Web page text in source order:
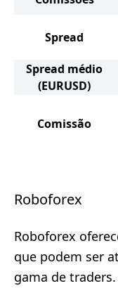
Spread
Spread médio
(EURUSD)
Comissão
Roboforex
Roboforex
que podem ser
gama de traders.